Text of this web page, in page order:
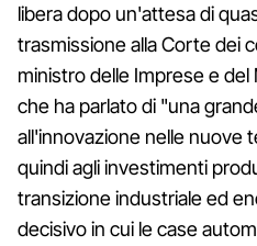
libera dopo un'attesa di
trasmissione alla Corte dei
ministro delle Imprese e del
che ha parlato di "una
all'innovazione nelle nuove
quindi agli investimenti
transizione industriale ed
decisivo in cui le case